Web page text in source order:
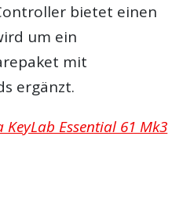
bietet einen
um ein
mit
ergänzt.
Essential 61 Mk3